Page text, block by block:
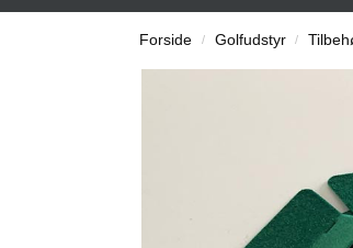
Forside / Golfudstyr /